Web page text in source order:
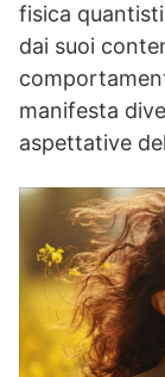
fisica
dai suoi
manifesta
aspettative